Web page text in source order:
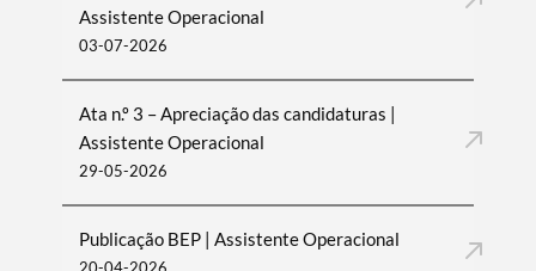
Assistente Operacional
03-07-2026
Ata n.º 3 – Apreciação das candidaturas |
Assistente Operacional
29-05-2026
Publicação BEP | Assistente Operacional